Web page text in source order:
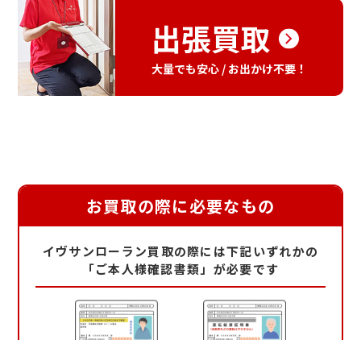
出張買取
大量でも安心 / お出かけ不要！
お買取の際に必要なもの
イヴサンローラン買取の際には下記いずれかの
「ご本人様確認書類」が必要です